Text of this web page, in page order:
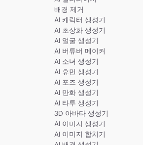
배경 제거
AI 캐릭터 생성기
AI 초상화 생성기
AI 얼굴 생성기
AI 버튜버 메이커
AI 소녀 생성기
AI 휴먼 생성기
AI 포즈 생성기
AI 만화 생성기
AI 타투 생성기
3D 아바타 생성기
AI 이미지 생성기
AI 이미지 합치기